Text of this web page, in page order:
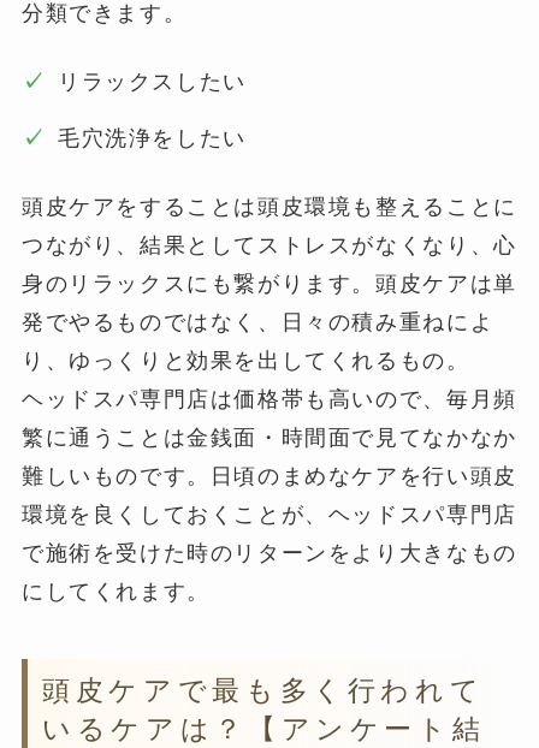
分類できます。
リラックスしたい
毛穴洗浄をしたい
頭皮ケアをすることは頭皮環境も整えることに
つながり、結果としてストレスがなくなり、心
身のリラックスにも繋がります。頭皮ケアは単
発でやるものではなく、日々の積み重ねによ
り、ゆっくりと効果を出してくれるもの。
ヘッドスパ専門店は価格帯も高いので、毎月頻
繁に通うことは金銭面・時間面で見てなかなか
難しいものです。日頃のまめなケアを行い頭皮
環境を良くしておくことが、ヘッドスパ専門店
で施術を受けた時のリターンをより大きなもの
にしてくれます。
頭皮ケアで最も多く行われて
いるケアは？【アンケート結